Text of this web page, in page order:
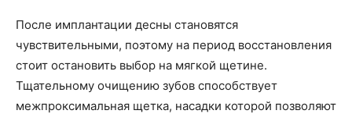
После имплантации десны становятся
чувствительными, поэтому на период восстановления
стоит остановить выбор на мягкой щетине.
Тщательному очищению зубов способствует
межпроксимальная щетка, насадки которой позволяют